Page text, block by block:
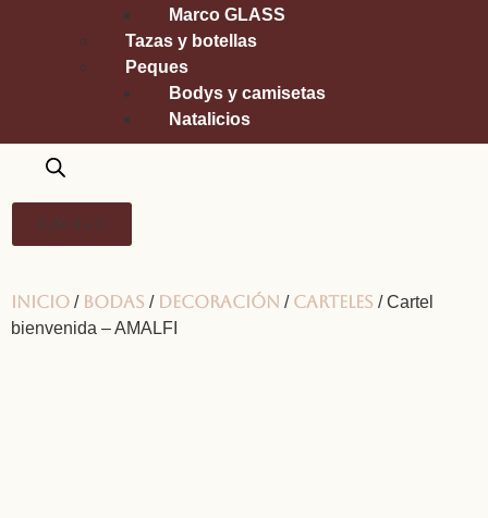
Marco GLASS
Tazas y botellas
Peques
Bodys y camisetas
Natalicios
0,00 € 0
Inicio / Bodas / Decoración / Carteles / Cartel
bienvenida – AMALFI